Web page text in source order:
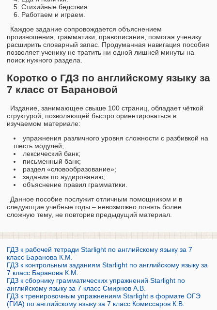
Стихийные бедствия.
Работаем и играем.
Каждое задание сопровождается объяснением
произношения, грамматики, правописания, помогая ученику
расширить словарный запас. Продуманная навигация пособия
позволяет ученику не тратить ни одной лишней минуты на
поиск нужного раздела.
Коротко о ГДЗ по английскому языку за
7 класс от Барановой
Издание, занимающее свыше 100 страниц, обладает чёткой
структурой, позволяющей быстро ориентироваться в
изучаемом материале:
упражнения различного уровня сложности с разбивкой на
шесть модулей;
лексический банк;
письменный банк;
раздел «словообразование»;
задания по аудированию;
объяснение правил грамматики.
Данное пособие послужит отличным помощником и в
следующие учебные годы – невозможно понять более
сложную тему, не повторив предыдущий материал.
ГДЗ к рабочей тетради Starlight по английскому языку за 7
класс Баранова К.М.
ГДЗ к контрольным заданиям Starlight по английскому языку за
7 класс Баранова К.М.
ГДЗ к сборнику грамматических упражнений Starlight по
английскому языку за 7 класс Смирнов А.В.
ГДЗ к тренировочным упражнениям Starlight в формате ОГЭ
(ГИА) по английскому языку за 7 класс Комиссаров К.В.